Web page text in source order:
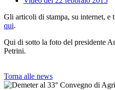
Gli articoli di stampa, su internet, e
qui.
Qui di sotto la foto del presidente
Petrini.
Torna alle news